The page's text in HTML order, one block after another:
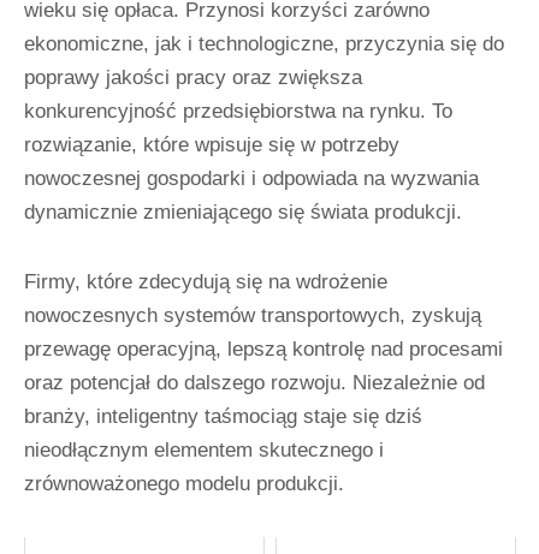
wieku się opłaca. Przynosi korzyści zarówno
ekonomiczne, jak i technologiczne, przyczynia się do
poprawy jakości pracy oraz zwiększa
konkurencyjność przedsiębiorstwa na rynku. To
rozwiązanie, które wpisuje się w potrzeby
nowoczesnej gospodarki i odpowiada na wyzwania
dynamicznie zmieniającego się świata produkcji.
Firmy, które zdecydują się na wdrożenie
nowoczesnych systemów transportowych, zyskują
przewagę operacyjną, lepszą kontrolę nad procesami
oraz potencjał do dalszego rozwoju. Niezależnie od
branży, inteligentny taśmociąg staje się dziś
nieodłącznym elementem skutecznego i
zrównoważonego modelu produkcji.